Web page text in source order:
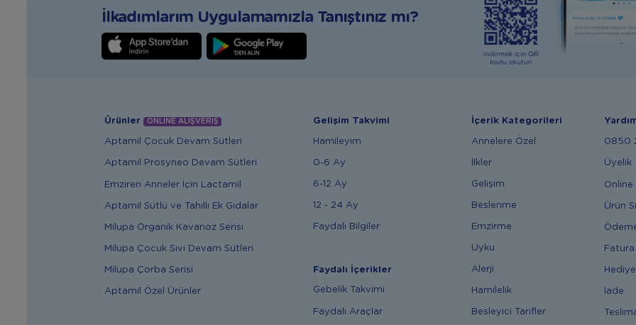
İlkadımlarım Uygulamamızla Tanıştınız mı?
Ürünler ONLİNE ALIŞVERİŞ
Aptamil Çocuk Devam Sütleri
Aptamil Prosyneo Devam Sütleri
Emziren Anneler İçin Lactamil
Aptamil Sütlü ve Tahıllı Ek Gıdalar
Milupa Organik Kavanoz Serisi
Milupa Çocuk Sıvı Devam Sütleri
Milupa Çorba Serisi
Aptamil Özel Ürünler
Gelişim Takvimi
Hamileyim
0-6 Ay
6-12 Ay
12 - 24 Ay
Faydalı Bilgiler
Faydalı İçerikler
Gebelik Takvimi
Faydalı Araçlar
İçerik Kategorileri
Annelere Özel
İlkler
Gelişim
Beslenme
Emzirme
Uyku
Alerji
Hamilelik
Besleyici Tarifler
0850
Üyelik
Online
Ürün
Fatura
İade